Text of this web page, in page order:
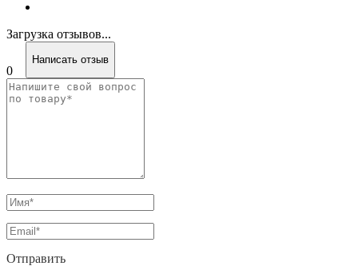
Загрузка отзывов...
0
Написать отзыв
Отправить